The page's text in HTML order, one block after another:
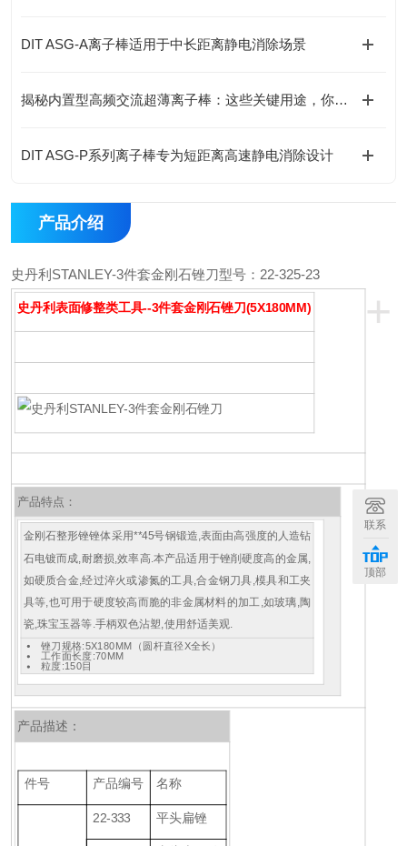
DIT ASG-A离子棒适用于中长距离静电消除场景
揭秘内置型高频交流超薄离子棒：这些关键用途，你可能还没了解！
DIT ASG-P系列离子棒专为短距离高速静电消除设计
产品介绍
史丹利STANLEY-3件套金刚石锉刀型号：22-325-23
+
史丹利表面修整类工具--3件套金刚石锉刀(5X180MM)
产品特点：
金刚石整形锉锉体采用**45号钢锻造,表面由高强度的人造钻
石电镀而成,耐磨损,效率高. 本产品适用于锉削硬度高的金属,
如硬质合金,经过淬火或渗氮的工具,合金钢刀具,模具和工夹
具等,也可用于硬度较高而脆的非金属材料的加工,如玻璃,陶
瓷,珠宝玉器等.手柄双色沾塑,使用舒适美观.
锉刀规格:5X180MM（圆杆直径X全长）
工作面长度:70MM
粒度:150目
产品描述：
件号 产品编号 名称
22-333 平头扁锉
联系
顶部